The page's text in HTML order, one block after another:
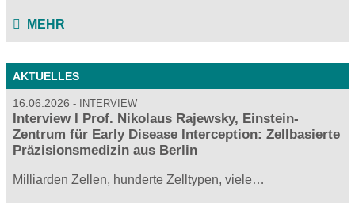
MEHR
AKTUELLES
16.06.2026 INTERVIEW
Interview I Prof. Nikolaus Rajewsky, Einstein-
Zentrum für Early Disease Interception: Zellbasierte
Präzisionsmedizin aus Berlin
Milliarden Zellen, hunderte Zelltypen, viele…